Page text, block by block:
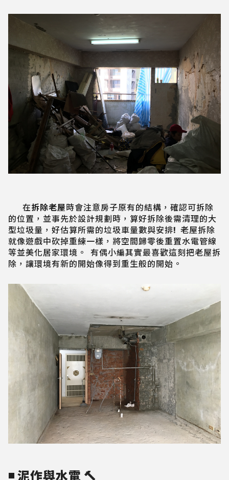
在拆除老屋時會注意房子原有的結構，確認可拆除
的位置，並事先於設計規劃時，算好拆除後需清理的大
型垃圾量，好估算所需的垃圾車量數與安排! 老屋拆除
就像遊戲中砍掉重練一樣，將空間歸零後重置水電管線
等並美化居家環境。 有偶小編其實最喜歡這刻把老屋拆
除，讓環境有新的開始像得到重生般的開始。
◾ 泥作與水電 🔨